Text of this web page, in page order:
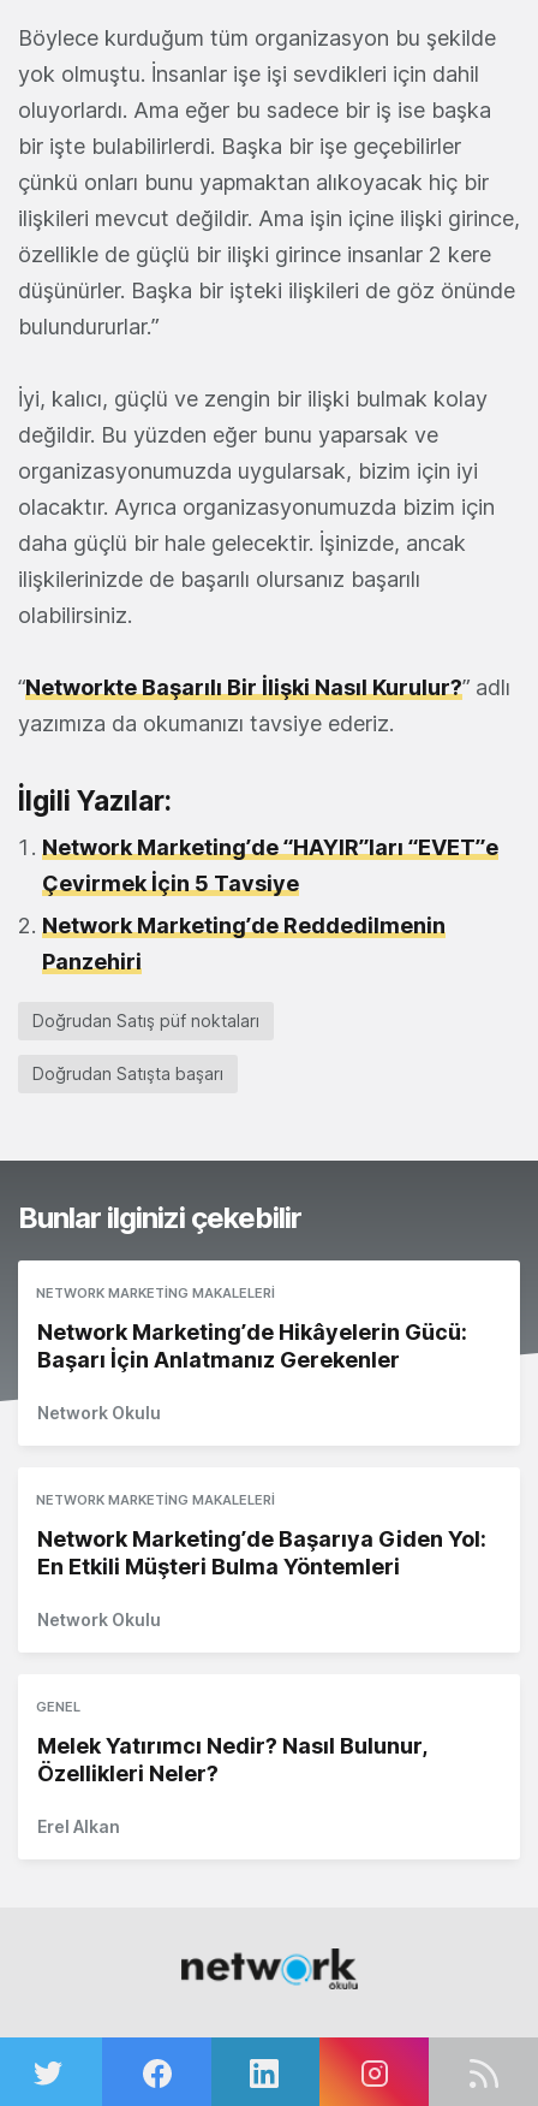
Böylece kurduğum tüm organizasyon bu şekilde
yok olmuştu. İnsanlar işe işi sevdikleri için dahil
oluyorlardı. Ama eğer bu sadece bir iş ise başka
bir işte bulabilirlerdi. Başka bir işe geçebilirler
çünkü onları bunu yapmaktan alıkoyacak hiç bir
ilişkileri mevcut değildir. Ama işin içine ilişki girince,
özellikle de güçlü bir ilişki girince insanlar 2 kere
düşünürler. Başka bir işteki ilişkileri de göz önünde
bulundururlar.”
İyi, kalıcı, güçlü ve zengin bir ilişki bulmak kolay
değildir. Bu yüzden eğer bunu yaparsak ve
organizasyonumuzda uygularsak, bizim için iyi
olacaktır. Ayrıca organizasyonumuzda bizim için
daha güçlü bir hale gelecektir. İşinizde, ancak
ilişkilerinizde de başarılı olursanız başarılı
olabilirsiniz.
“Networkte Başarılı Bir İlişki Nasıl Kurulur?” adlı
yazımıza da okumanızı tavsiye ederiz.
İlgili Yazılar:
Network Marketing’de “HAYIR”ları “EVET”e
Çevirmek İçin 5 Tavsiye
Network Marketing’de Reddedilmenin
Panzehiri
Doğrudan Satış püf noktaları
Doğrudan Satışta başarı
Bunlar ilginizi çekebilir
NETWORK MARKETING MAKALELERI
Network Marketing’de Hikâyelerin Gücü:
Başarı İçin Anlatmanız Gerekenler
Network Okulu
NETWORK MARKETING MAKALELERI
Network Marketing’de Başarıya Giden Yol:
En Etkili Müşteri Bulma Yöntemleri
Network Okulu
GENEL
Melek Yatırımcı Nedir? Nasıl Bulunur,
Özellikleri Neler?
Erel Alkan